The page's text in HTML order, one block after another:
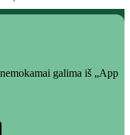
galima iš „App